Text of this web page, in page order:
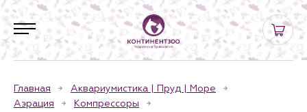
Главная
Аквариумистика | Пруд | Море
Аэрация
Компрессоры